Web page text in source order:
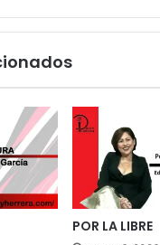
POR LA LIBRE